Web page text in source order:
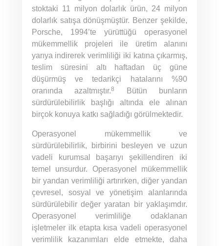
stoktaki 11 milyon dolarlık ürün, 24 milyon
dolarlık satışa dönüşmüştür. Benzer şekilde,
Porsche, 1994’te yürüttüğü operasyonel
mükemmellik projeleri ile üretim alanını
yarıya indirerek verimliliği iki katına çıkarmış,
teslim süresini altı haftadan üç güne
düşürmüş ve tedarikçi hatalarını %90
oranında azaltmıştır.8
Bütün bunların
sürdürülebilirlik başlığı altında ele alınan
birçok konuya katkı sağladığı görülmektedir.
Operasyonel mükemmellik ve
sürdürülebilirlik, birbirini besleyen ve uzun
vadeli kurumsal başarıyı şekillendiren iki
temel unsurdur. Operasyonel mükemmellik
bir yandan verimliliği artırırken, diğer yandan
çevresel, sosyal ve yönetişim alanlarında
sürdürülebilir değer yaratan bir yaklaşımdır.
Operasyonel verimliliğe odaklanan
işletmeler ilk etapta kısa vadeli operasyonel
verimlilik kazanımları elde etmekte, daha